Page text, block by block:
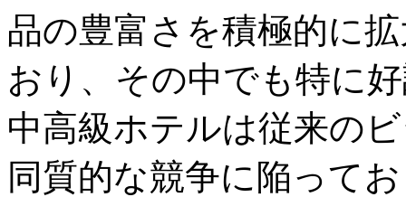
品の豊富さを積極的に
おり、その中でも特に
中高級ホテルは従来の
同質的な競争に陥って